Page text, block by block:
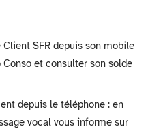
SFR depuis son mobile
et consulter son solde
depuis le téléphone : en
vocal vous informe sur